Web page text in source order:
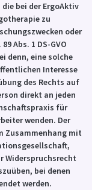
bei der ErgoAktiv
zu
oder
Abs. 1 DS-GVO
denn, eine solche
Interesse
des Rechts auf
direkt an jeden
für
wenden. Der
Zusammenhang mit
Widerspruchsrecht
bei denen
werden.